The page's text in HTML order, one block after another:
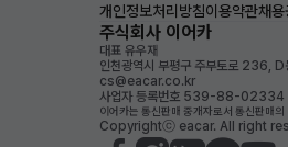
개인정보처리방침이용약관채용
주식회사 이어카
대표 유우재
인천광역시 부평구 주부토로 236,
cs@eacar.co.kr
사업자 등록번호 539-88-
이어카는 통신판매 중개자로서 통신판매
Copyrightⓒ eacar. All right